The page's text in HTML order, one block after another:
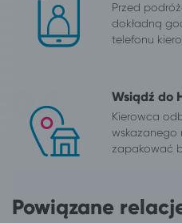
Przed
dokładną
telefonu
Wsiądź do
Kierowca
wskazanego
zapakować
Powiązane